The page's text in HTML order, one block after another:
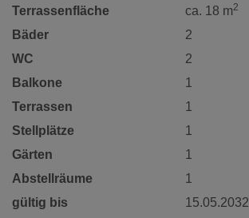
Terrassenfläche ca. 18 m2
Bäder
2
WC
2
Balkone
1
Terrassen
1
Stellplätze
1
Gärten
1
Abstellräume
1
gültig bis
15.05.2032